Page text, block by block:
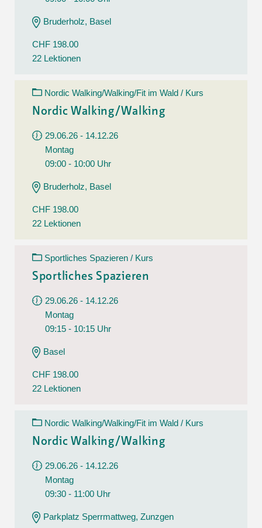
Bruderholz, Basel
CHF 198.00
22 Lektionen
Nordic Walking/Walking/Fit im Wald / Kurs
Nordic Walking/Walking
29.06.26 - 14.12.26
Montag
09:00 - 10:00 Uhr
Bruderholz, Basel
CHF 198.00
22 Lektionen
Sportliches Spazieren / Kurs
Sportliches Spazieren
29.06.26 - 14.12.26
Montag
09:15 - 10:15 Uhr
Basel
CHF 198.00
22 Lektionen
Nordic Walking/Walking/Fit im Wald / Kurs
Nordic Walking/Walking
29.06.26 - 14.12.26
Montag
09:30 - 11:00 Uhr
Parkplatz Sperrmattweg, Zunzgen